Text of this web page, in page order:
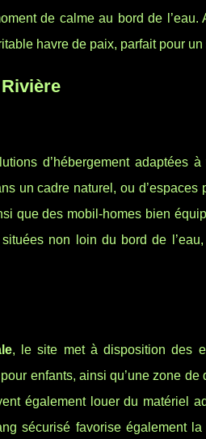
de calme au bord de
havre de paix, parfait pour
d’hébergement adaptées
un cadre naturel, ou
que des mobil-homes bien
non loin du bord de
, le site met à disposition des
enfants, ainsi qu’une zone de
également louer du matériel
sécurisé favorise également la